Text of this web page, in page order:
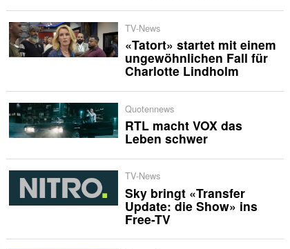
TV-News
«Tatort» startet mit einem
ungewöhnlichen Fall für
Charlotte Lindholm
Quotennews
RTL macht VOX das
Leben schwer
TV-News
Sky bringt «Transfer
Update: die Show» ins
Free-TV